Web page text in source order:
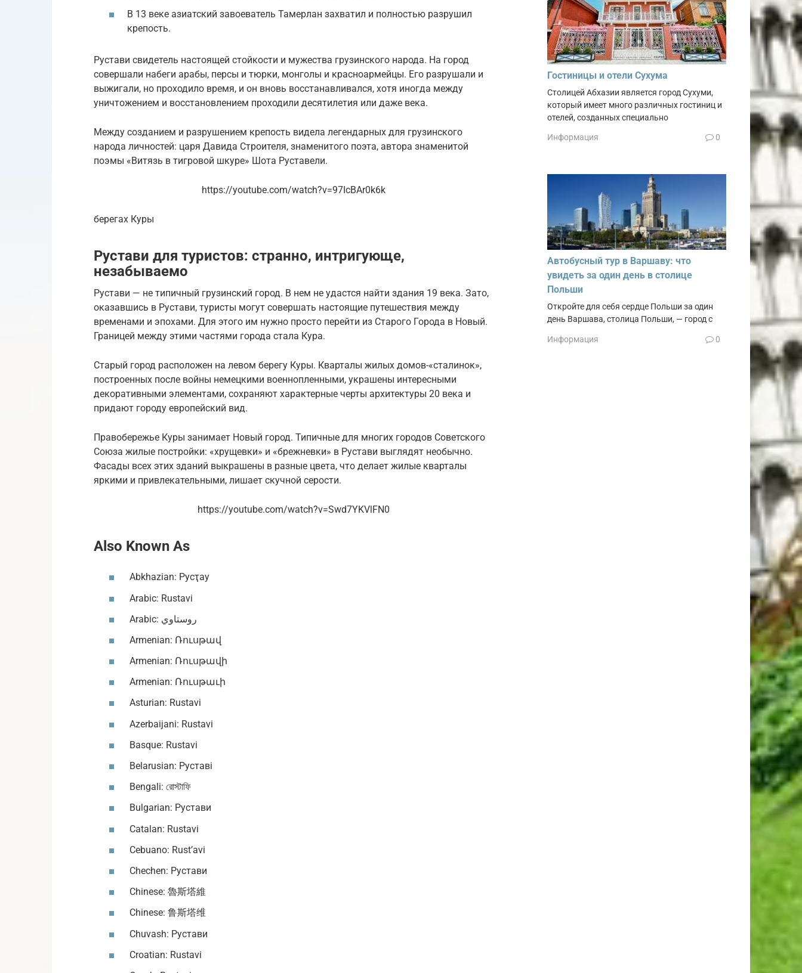
В 13 веке азиатский завоеватель Тамерлан захватил и полностью разрушил
крепость.
Рустави свидетель настоящей стойкости и мужества грузинского народа. На город
совершали набеги арабы, персы и тюрки, монголы и красноармейцы. Его разрушали и
выжигали, но проходило время, и он вновь восстанавливался, хотя иногда между
уничтожением и восстановлением проходили десятилетия или даже века.
Между созданием и разрушением крепость видела легендарных для грузинского
народа личностей: царя Давида Строителя, знаменитого поэта, автора знаменитой
поэмы «Витязь в тигровой шкуре» Шота Руставели.
https://youtube.com/watch?v=97IcBAr0k6k
берегах Куры
Рустави для туристов: странно, интригующе,
незабываемо
Рустави — не типичный грузинский город. В нем не удастся найти здания 19 века. Зато,
оказавшись в Рустави, туристы могут совершать настоящие путешествия между
временами и эпохами. Для этого им нужно просто перейти из Старого Города в Новый.
Границей между этими частями города стала Кура.
Старый город расположен на левом берегу Куры. Кварталы жилых домов-«сталинок»,
построенных после войны немецкими военнопленными, украшены интересными
декоративными элементами, сохраняют характерные черты архитектуры 20 века и
придают городу европейский вид.
Правобережье Куры занимает Новый город. Типичные для многих городов Советского
Союза жилые постройки: «хрущевки» и «брежневки» в Рустави выглядят необычно.
Фасады всех этих зданий выкрашены в разные цвета, что делает жилые кварталы
яркими и привлекательными, лишает скучной серости.
https://youtube.com/watch?v=Swd7YKVlFN0
Also Known As
Abkhazian: Русҭау
Arabic: Rustavi
Arabic: روستاوي
Armenian: Ռուսթավ
Armenian: Ռուսթավի
Armenian: Ռուսթաւի
Asturian: Rustavi
Azerbaijani: Rustavi
Basque: Rustavi
Belarusian: Руставі
Bengali: রোস্টাফি
Bulgarian: Рустави
Catalan: Rustavi
Cebuano: Rust’avi
Chechen: Рустави
Chinese: 魯斯塔維
Chinese: 鲁斯塔维
Chuvash: Рустави
Croatian: Rustavi
Гостиницы и отели Сухума
Столицей Абхазии является город Сухуми,
который имеет много различных гостиниц и
отелей, созданных специально
Информация 0
Автобусный тур в Варшаву: что
увидеть за один день в столице
Польши
Откройте для себя сердце Польши за один
день Варшава, столица Польши, — город с
Информация 0